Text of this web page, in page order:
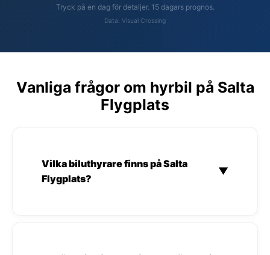
Tryck på en dag för detaljer. 15 dagars prognos.
Data: Visual Crossing
Vanliga frågor om hyrbil på Salta
Flygplats
Vilka biluthyrare finns på Salta
Flygplats?
▼